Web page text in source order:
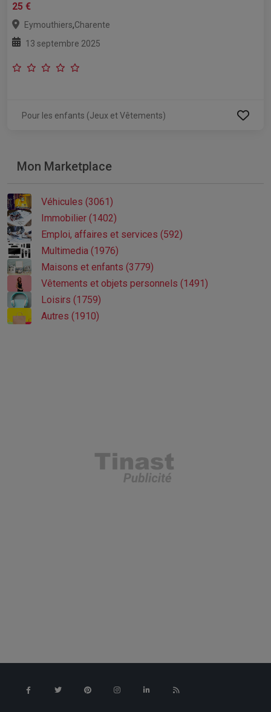
25 €
Eymouthiers,Charente
13 septembre 2025
Pour les enfants (Jeux et Vêtements)
Mon Marketplace
Véhicules (3061)
Immobilier (1402)
Emploi, affaires et services (592)
Multimedia (1976)
Maisons et enfants (3779)
Vêtements et objets personnels (1491)
Loisirs (1759)
Autres (1910)